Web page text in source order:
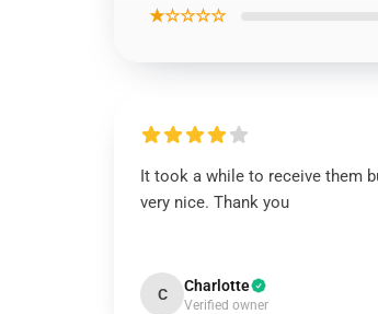
★☆☆☆☆
It took a while to receive them
very nice. Thank you
C Charlotte
Verified owner